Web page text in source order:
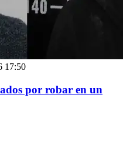
17:50
por robar en un